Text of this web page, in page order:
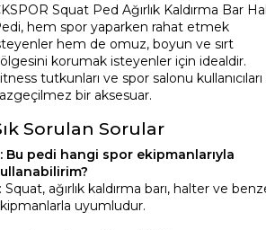
Squat Ped Ağırlık Kaldırma Bar
hem spor yaparken rahat etmek
hem de omuz, boyun ve sırt
korumak isteyenler için idealdir.
tutkunları ve spor salonu kullanıcıları
bir aksesuar.
Sorulan Sorular
Bu pedi hangi spor ekipmanlarıyla
Squat, ağırlık kaldırma barı, halter ve
uyumludur.